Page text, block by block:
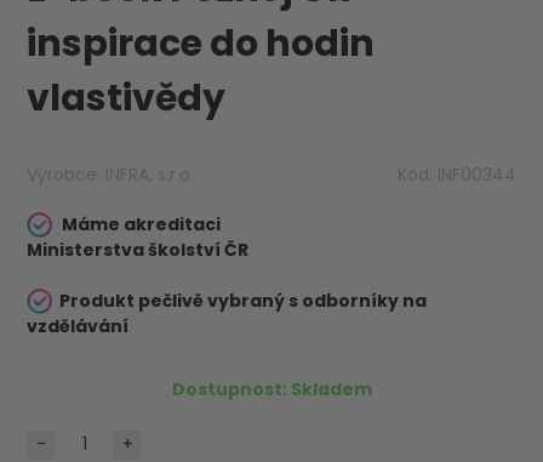
inspirace do hodin
vlastivědy
Výrobce: INFRA, s.r.o. Kód: INF00344
Máme akreditaci
Ministerstva školství ČR
Produkt pečlivě vybraný s odborníky na
vzdělávání
Dostupnost: Skladem
- +